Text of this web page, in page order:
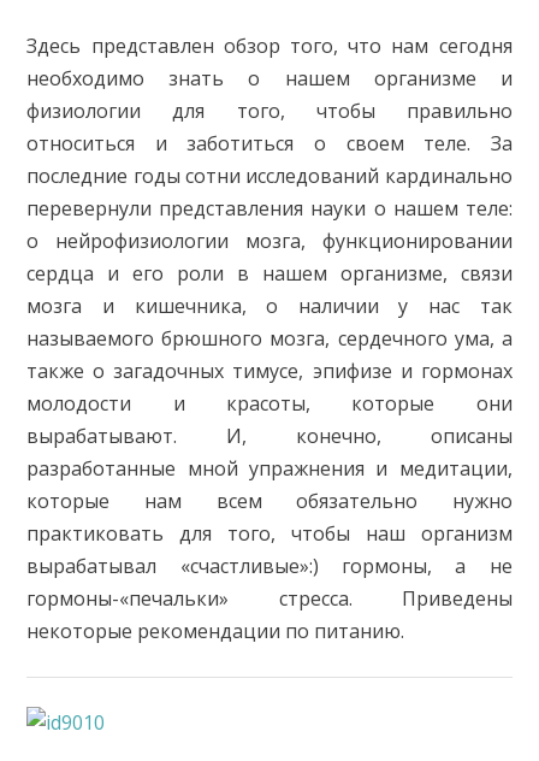
Здесь представлен обзор того, что нам сегодня
необходимо знать о нашем организме и
физиологии для того, чтобы правильно
относиться и заботиться о своем теле. За
последние годы сотни исследований кардинально
перевернули представления науки о нашем теле:
о нейрофизиологии мозга, функционировании
сердца и его роли в нашем организме, связи
мозга и кишечника, о наличии у нас так
называемого брюшного мозга, сердечного ума, а
также о загадочных тимусе, эпифизе и гормонах
молодости и красоты, которые они
вырабатывают. И, конечно, описаны
разработанные мной упражнения и медитации,
которые нам всем обязательно нужно
практиковать для того, чтобы наш организм
вырабатывал «счастливые»:) гормоны, а не
гормоны-«печальки» стресса. Приведены
некоторые рекомендации по питанию.